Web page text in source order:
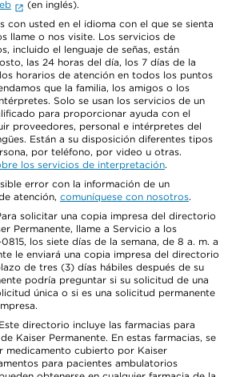
(en inglés).
con usted en el idioma con el que se sienta
llame o nos visite. Los servicios de
incluido el lenguaje de señas, están
las 24 horas del día, los 7 días de la
horarios de atención en todos los puntos
que la familia, los amigos o los
Solo se usan los servicios de un
para proporcionar ayuda con el
proveedores, personal e intérpretes del
Están a su disposición diferentes tipos
por teléfono, por video u otras.
los servicios de interpretación.
error con la información de un
atención, comuníquese con nosotros.
solicitar una copia impresa del directorio
Permanente, llame a Servicio a los
los siete días de la semana, de 8 a. m. a
le enviará una copia impresa del directorio
de tres (3) días hábiles después de su
podría preguntar si su solicitud de una
única o si es una solicitud permanente
directorio incluye las farmacias para
Kaiser Permanente. En estas farmacias, se
medicamento cubierto por Kaiser
para pacientes ambulatorios